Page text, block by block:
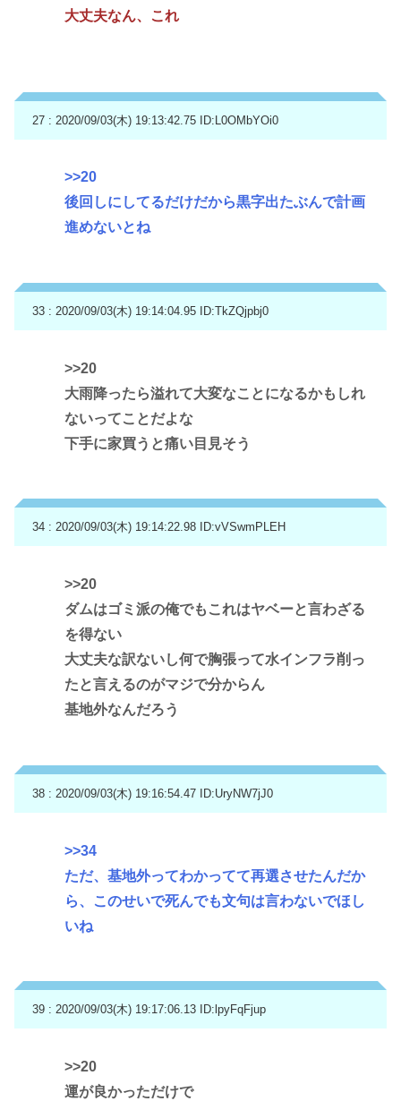
大丈夫なん、これ
27 : 2020/09/03(木) 19:13:42.75 ID:L0OMbYOi0
>>20
後回しにしてるだけだから黒字出たぶんで計画
進めないとね
33 : 2020/09/03(木) 19:14:04.95 ID:TkZQjpbj0
>>20
大雨降ったら溢れて大変なことになるかもしれ
ないってことだよな
下手に家買うと痛い目見そう
34 : 2020/09/03(木) 19:14:22.98 ID:vVSwmPLEH
>>20
ダムはゴミ派の俺でもこれはヤベーと言わざる
を得ない
大丈夫な訳ないし何で胸張って水インフラ削っ
たと言えるのがマジで分からん
基地外なんだろう
38 : 2020/09/03(木) 19:16:54.47 ID:UryNW7jJ0
>>34
ただ、基地外ってわかってて再選させたんだか
ら、このせいで死んでも文句は言わないでほし
いね
39 : 2020/09/03(木) 19:17:06.13 ID:lpyFqFjup
>>20
運が良かっただけで